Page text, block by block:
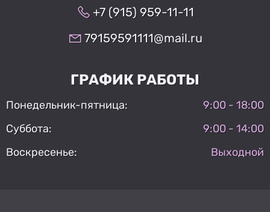
+7 (915) 959-11-11
79159591111@mail.ru
ГРАФИК РАБОТЫ
Понедельник-пятница:
9:00 - 18:00
Суббота:
9:00 - 14:00
Воскресенье:
Выходной